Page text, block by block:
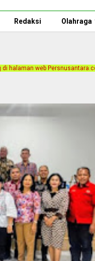
Redaksi Olahraga
Kami merilis